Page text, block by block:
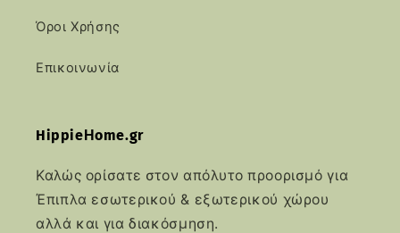
Όροι Χρήσης
Επικοινωνία
HippieΗome.gr
Καλώς ορίσατε στον απόλυτο προορισμό για
Έπιπλα εσωτερικού & εξωτερικού χώρου
αλλά και για διακόσμηση.